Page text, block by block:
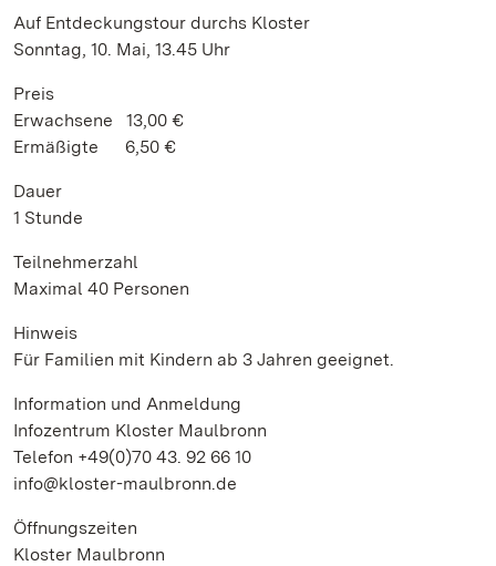
Auf Entdeckungstour durchs Kloster
Sonntag, 10. Mai, 13.45 Uhr
Preis
Erwachsene 13,00 €
Ermäßigte 6,50 €
Dauer
1 Stunde
Teilnehmerzahl
Maximal 40 Personen
Hinweis
Für Familien mit Kindern ab 3 Jahren geeignet.
Information und Anmeldung
Infozentrum Kloster Maulbronn
Telefon +49(0)70 43. 92 66 10
info@kloster-maulbronn.de
Öffnungszeiten
Kloster Maulbronn